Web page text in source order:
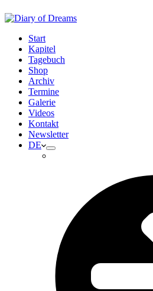
Start
Kapitel
Tagebuch
Shop
Archiv
Termine
Galerie
Videos
Kontakt
Newsletter
DE